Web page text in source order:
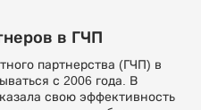
в ГЧП
партнерства (ГЧП) в
с 2006 года. В
свою эффективность